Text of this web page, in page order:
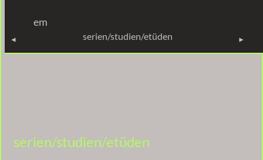
em
serien/studien/etüden
serien/studien/etüden